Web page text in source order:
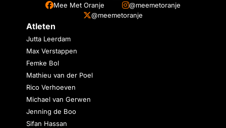
Mee Met Oranje
@meemetoranje
@meemetoranje
Atleten
Jutta Leerdam
Max Verstappen
Femke Bol
Mathieu van der Poel
Rico Verhoeven
Michael van Gerwen
Jenning de Boo
Sifan Hassan